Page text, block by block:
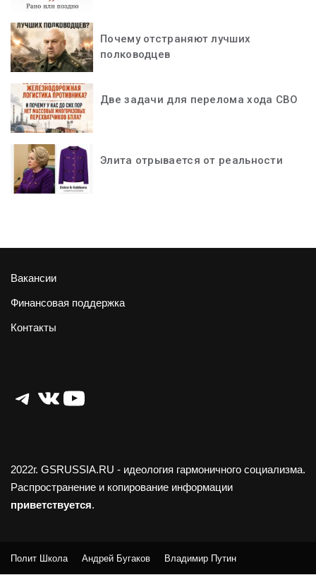
Почему отстраняют лучших
полководцев
Две задачи для перелома хода СВО
Элита отрывается от реальности
Вакансии
Финансовая поддержка
Контакты
Telegram
ВКонтакте
YouTube
2022г. GSRUSSIA.RU - идеология гармоничного социализма.
Распространение и копирование информации
приветствуется.
Полит Школа Андрей Бугаков Владимир Путин